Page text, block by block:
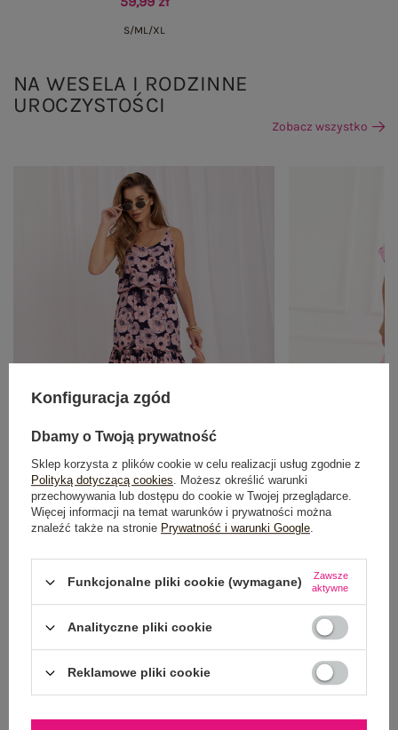
S/ML/XL
NA WESELA I RODZINNE
UROCZYSTOŚCI
Zobacz wszystko
Granatowa sukienka na ramiączkach SUBLEVEL
M/L
Jasnoróżowa
Konfiguracja zgód
Dbamy o Twoją prywatność
Sklep korzysta z plików cookie w celu realizacji usług zgodnie z
Polityką dotyczącą cookies. Możesz określić warunki
przechowywania lub dostępu do cookie w Twojej przeglądarce.
Więcej informacji na temat warunków i prywatności można
znaleźć także na stronie Prywatność i warunki Google.
Funkcjonalne pliki cookie (wymagane)
Zawsze
aktywne
Analityczne pliki cookie
Reklamowe pliki cookie